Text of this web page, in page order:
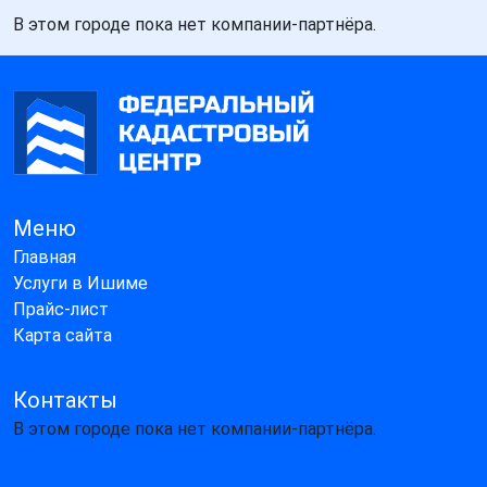
В этом городе пока нет компании-партнёра.
Меню
Главная
Услуги в Ишиме
Прайс-лист
Карта сайта
Контакты
В этом городе пока нет компании-партнёра.